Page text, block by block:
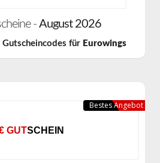
- August 2026
für Eurowings
GUTSCHEIN
Bestes Angebot